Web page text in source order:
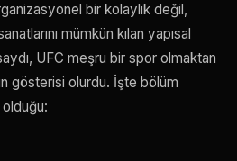
bir kolaylık değil,
mümkün kılan yapısal
UFC meşru bir spor olmaktan
gösterisi olurdu. İşte bölüm